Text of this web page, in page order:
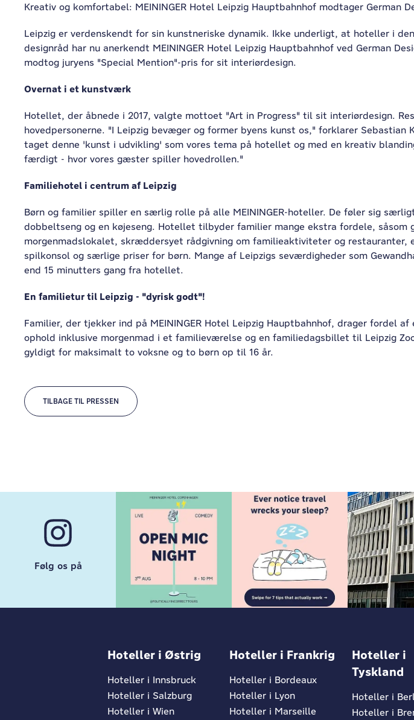
Kreativ og komfortabel: MEININGER Hotel Leipzig Hauptbahnhof modtager
Leipzig er verdenskendt for sin kunstneriske dynamik. Ikke underligt, at hoteller i
designråd har nu anerkendt MEININGER Hotel Leipzig Hauptbahnhof ved German
modtog juryens "Special Mention"-pris for sit interiørdesign.
Overnat i et kunstværk
Hotellet, der åbnede i 2017, valgte mottoet "Art in Progress" til sit interiørdesign.
hovedpersonerne. "I Leipzig bevæger og former byens kunst os," forklarer Sebastian
taget denne 'kunst i udvikling' som vores tema på hotellet og med en kreativ
færdigt - hvor vores gæster spiller hovedrollen."
Familiehotel i centrum af Leipzig
Børn og familier spiller en særlig rolle på alle MEININGER-hoteller. De føler sig
dobbeltseng og en køjeseng. Hotellet tilbyder familier mange ekstra fordele, såsom
morgenmadslokalet, skræddersyet rådgivning om familieaktiviteter og
spilkonsol og særlige priser for børn. Mange af Leipzigs seværdigheder som
end 15 minutters gang fra hotellet.
En familietur til Leipzig - "dyrisk godt"!
Familier, der tjekker ind på MEININGER Hotel Leipzig Hauptbahnhof, drager
ophold inklusive morgenmad i et familieværelse og en familiedagsbillet til Leipzig
gyldigt for maksimalt to voksne og to børn op til 16 år.
TILBAGE TIL PRESSEN
Følg os på
Hoteller i Østrig
Hoteller i Innsbruck
Hoteller i Salzburg
Hoteller i Wien
Hoteller i Frankrig
Hoteller i Bordeaux
Hoteller i Lyon
Hoteller i Marseille
Hoteller i
Tyskland
Hoteller i
Hoteller i